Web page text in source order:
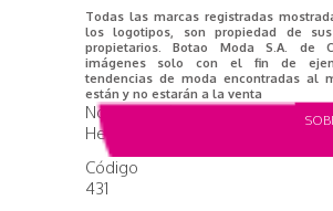
Todas las marcas registradas
los logotipos, son propiedad de sus
propietarios. Botao Moda S.A. de
imágenes solo con el fin de
tendencias de moda encontradas al
están y no estarán a la venta
Nombre del producto
Hemp Yarn
Código
431